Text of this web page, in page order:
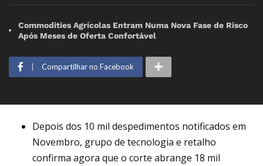
Commodities Agrícolas Entram Numa Nova Fase de Risco
Após Meses de Oferta Confortável
Compartilhar no Facebook
Depois dos 10 mil despedimentos notificados em
Novembro, grupo de tecnologia e retalho
confirma agora que o corte abrange 18 mil